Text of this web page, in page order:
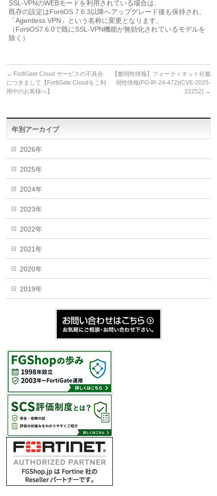
SSL-VPNのWEBモードを利用されている場合は、
既存の設定はFortiOS 7.6.3以降へアップグレード後も保持され、
「Agentless VPN」という名称に変更となります。
（FortiOS7.6.0で既にSSL-VPN機能が無効化されているモデルを
除く）
← FortiGate Cloud サービスの不具合
につきまして【FortiGate Cloudをご利
用中のお客様へ】
【脆弱性情報】フォーティネット社脆
弱性情報(FG-IR-24-472)(CVE-2025-
22252) →
年別アーカイブ
2026年
2025年
2024年
2023年
2022年
2021年
2020年
2019年